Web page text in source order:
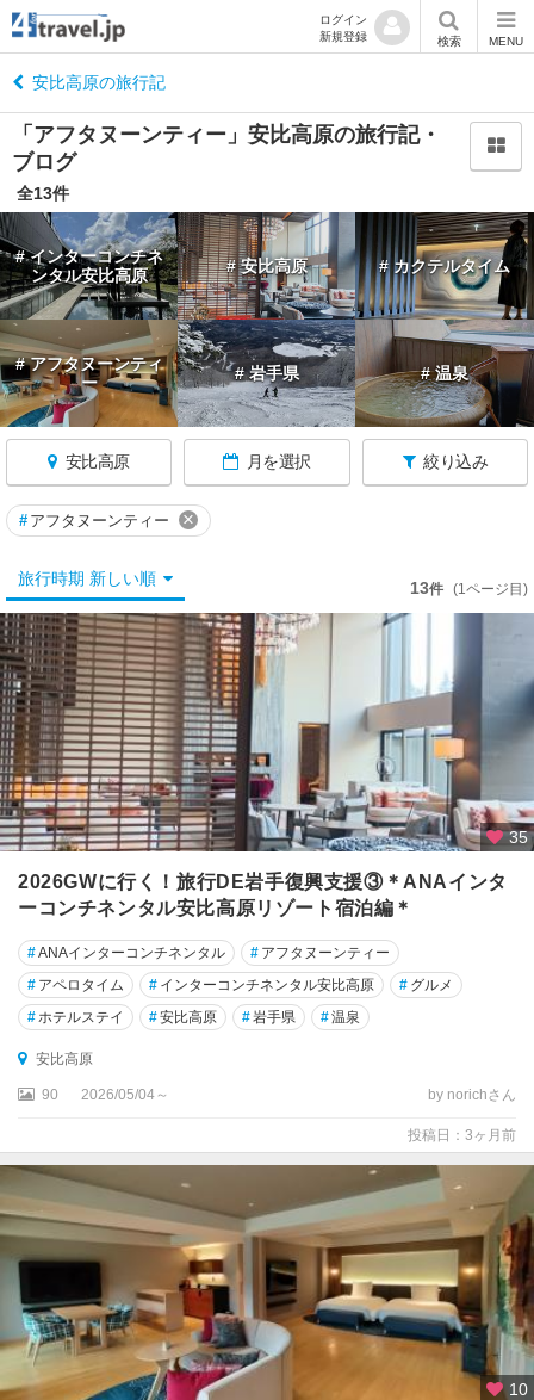
ログイン
新規登録
検索 MENU
安比高原の旅行記
「アフタヌーンティー」安比高原の旅行記・
ブログ
全13件
# インターコンチネ
ンタル安比高原
# 安比高原 # カクテルタイム
# アフタヌーンティ
ー
# 岩手県 # 温泉
安比高原 月を選択 絞り込み
岩
手
へ
戻
る
岩
手
す
て
盛
・
小
岩
井
・
雫
石
八
幡
平
安
比
原
・
二
二
一
安
比
原
八
幡
# アフタヌーンティー ×
旅行時期 新しい順 13件 (1ページ目)
35
2026GWに行く！旅行DE岩手復興支援③＊ANAインタ
ーコンチネンタル安比高原リゾート宿泊編＊
#ANAインターコンチネンタル # アフタヌーンティー
# アペロタイム # インターコンチネンタル安比高原 # グルメ
#ホテルステイ #安比高原 #岩手県 #温泉
安比高原
90 2026/05/04～ by norichさん
投稿日：3ヶ月前
10